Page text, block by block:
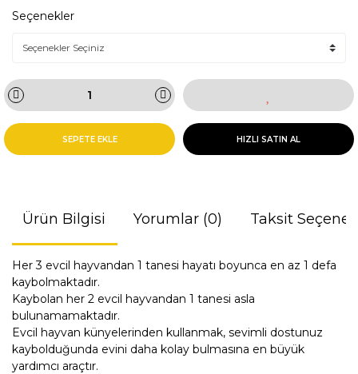
Seçenekler
SEPETE EKLE HIZLI SATIN AL
Ürün Bilgisi Yorumlar (0) Taksit
Her 3 evcil hayvandan 1 tanesi hayatı boyunca en az 1 defa
kaybolmaktadır.
Kaybolan her 2 evcil hayvandan 1 tanesi asla
bulunamamaktadır.
Evcil hayvan künyelerinden kullanmak, sevimli dostunuz
kaybolduğunda evini daha kolay bulmasına en büyük
yardımcı araçtır.